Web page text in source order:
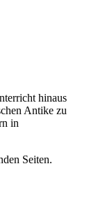
hinaus
Antike zu
in
Seiten.